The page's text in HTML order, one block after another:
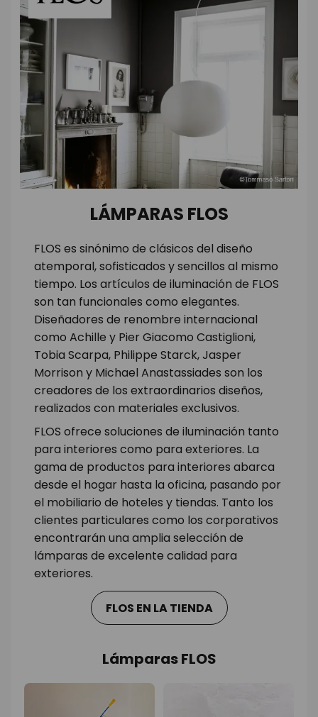
LÁMPARAS FLOS
FLOS es sinónimo de clásicos del diseño
atemporal, sofisticados y sencillos al mismo
tiempo. Los artículos de iluminación de FLOS
son tan funcionales como elegantes.
Diseñadores de renombre internacional
como Achille y Pier Giacomo Castiglioni,
Tobia Scarpa, Philippe Starck, Jasper
Morrison y Michael Anastassiades son los
creadores de los extraordinarios diseños,
realizados con materiales exclusivos.
FLOS ofrece soluciones de iluminación tanto
para interiores como para exteriores. La
gama de productos para interiores abarca
desde el hogar hasta la oficina, pasando por
el mobiliario de hoteles y tiendas. Tanto los
clientes particulares como los corporativos
encontrarán una amplia selección de
lámparas de excelente calidad para
exteriores.
FLOS EN LA TIENDA
Lámparas FLOS